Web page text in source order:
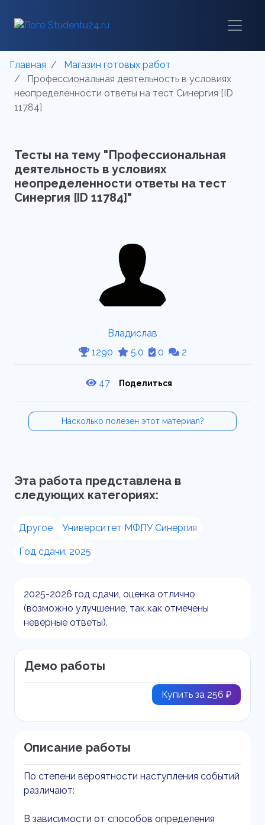
Главная
Магазин готовых работ
Профессиональная деятельность в условиях
неопределенности ответы на тест Синергия [ID
11784]
Тесты на тему "Профессиональная
деятельность в условиях
неопределенности ответы на тест
Синергия [ID 11784]"
Владислав
1290
5.0 0 2
47 Поделиться
Насколько полезен этот материал?
Эта работа представлена в
следующих категориях:
Другое Университет МФПУ Синергия
Год сдачи: 2025
2025-2026 год сдачи, оценка отлично
(возможно улучшение, так как отмечены
неверные ответы).
Демо работы
Купить за 256 ₽
Описание работы
По степени вероятности наступления событий
различают:
В зависимости от способов определения